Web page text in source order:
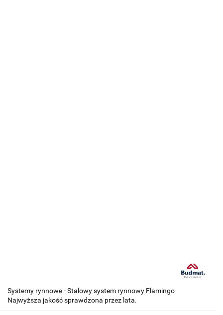
Systemy rynnowe - Stalowy system rynnowy Flamingo
Najwyższa jakość sprawdzona przez lata.